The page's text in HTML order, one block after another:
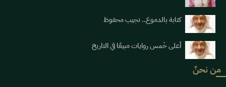
كتابة بالدموع.. نجيب محفوظ
أعلى خَمس روايات مبيعًا في التاريخ
من نحنٌ